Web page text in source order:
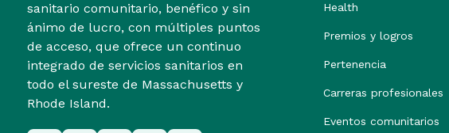
sanitario comunitario, benéfico y sin
ánimo de lucro, con múltiples puntos
de acceso, que ofrece un continuo
integrado de servicios sanitarios en
todo el sureste de Massachusetts y
Rhode Island.
Health
Premios y logros
Pertenencia
Carreras profesionales
Eventos comunitarios